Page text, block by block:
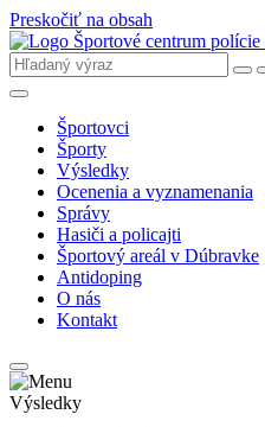
Preskočiť na obsah
Športovci
Športy
Výsledky
Ocenenia a vyznamenania
Správy
Hasiči a policajti
Športový areál v Dúbravke
Antidoping
O nás
Kontakt
Výsledky